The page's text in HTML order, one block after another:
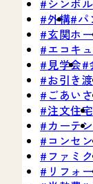
シンボ
外構 パ
玄関ホ
エコキ
見学会
お引き
ごあい
注文住宅
カーテン
コンセ
ファミ
リフォ